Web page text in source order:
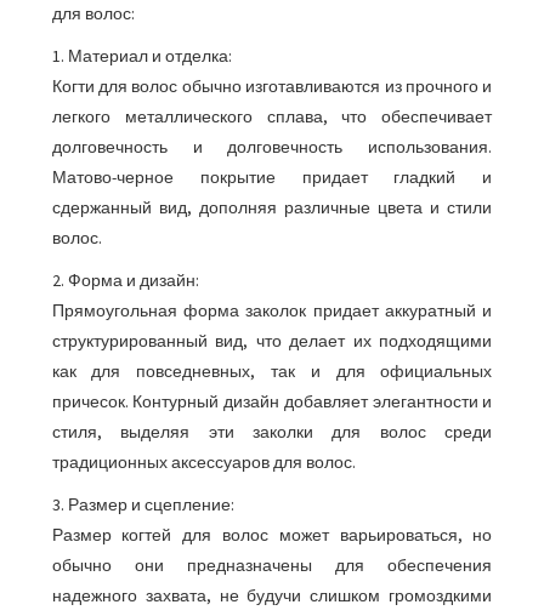
для волос:
1. Материал и отделка:
Когти для волос обычно изготавливаются из прочного и
легкого металлического сплава, что обеспечивает
долговечность и долговечность использования.
Матово-черное покрытие придает гладкий и
сдержанный вид, дополняя различные цвета и стили
волос.
2. Форма и дизайн:
Прямоугольная форма заколок придает аккуратный и
структурированный вид, что делает их подходящими
как для повседневных, так и для официальных
причесок. Контурный дизайн добавляет элегантности и
стиля, выделяя эти заколки для волос среди
традиционных аксессуаров для волос.
3. Размер и сцепление:
Размер когтей для волос может варьироваться, но
обычно они предназначены для обеспечения
надежного захвата, не будучи слишком громоздкими